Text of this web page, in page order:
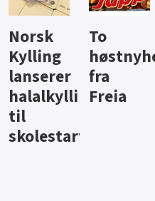
Knalltall
for Açai
Bowl
Aass vil
bli
førstevalg
i lite-